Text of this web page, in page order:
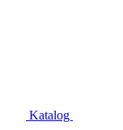
Katalog